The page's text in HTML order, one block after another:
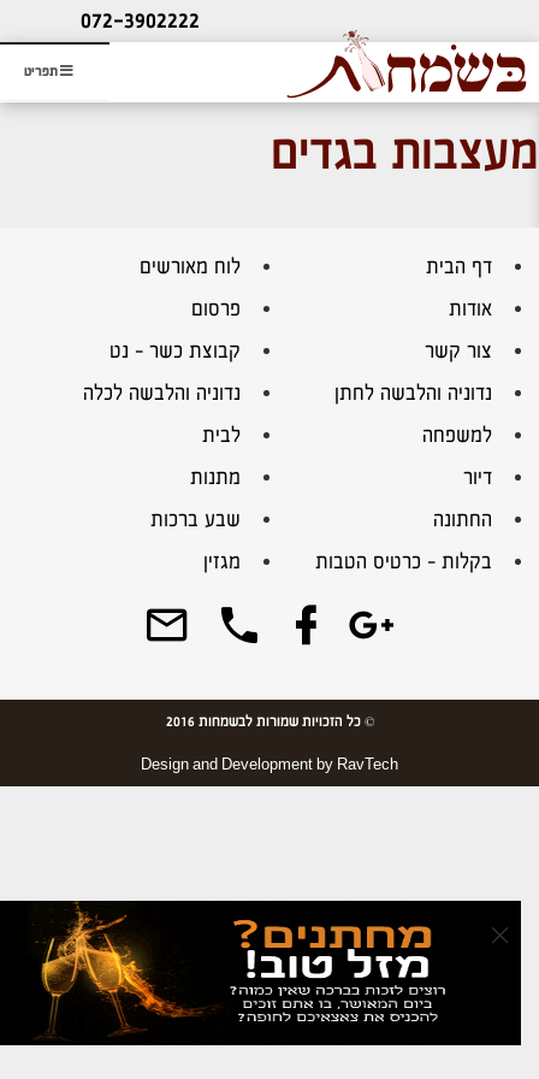
תפריט
ליעוץ חינם
והזמנת כרטיס שמחות
072-3902222
מעצבות בגדים
דף הבית
לוח מאורשים
אודות
פרסום
צור קשר
קבוצת כשר – נט
נדוניה והלבשה לחתן
נדוניה והלבשה לכלה
למשפחה
לבית
דיור
מתנות
החתונה
שבע ברכות
בקלות – כרטיס הטבות
מגזין
×
© כל הזכויות שמורות לבשמחות 2016
Design and Development by RavTech